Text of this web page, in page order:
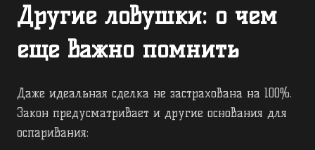
Другие ловушки: о чем
еще важно помнить
Даже идеальная сделка не застрахована на 100%.
Закон предусматривает и другие основания для
оспаривания: